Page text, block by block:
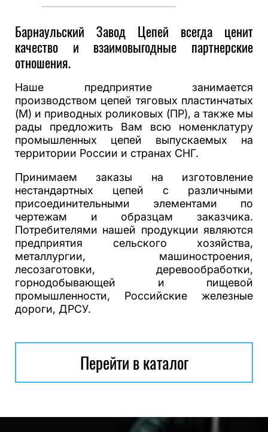
Барнаульский Завод Цепей всегда ценит
качество и взаимовыгодные партнерские
отношения.
Наше предприятие занимается
производством цепей тяговых пластинчатых
(М) и приводных роликовых (ПР), а также мы
рады предложить Вам всю номенклатуру
промышленных цепей выпускаемых на
территории России и странах СНГ.
Принимаем заказы на изготовление
нестандартных цепей с различными
присоединительными элементами по
чертежам и образцам заказчика.
Потребителями нашей продукции являются
предприятия сельского хозяйства,
металлургии, машиностроения,
лесозаготовки, деревообработки,
горнодобывающей и пищевой
промышленности, Российские железные
дороги, ДРСУ.
Перейти в каталог